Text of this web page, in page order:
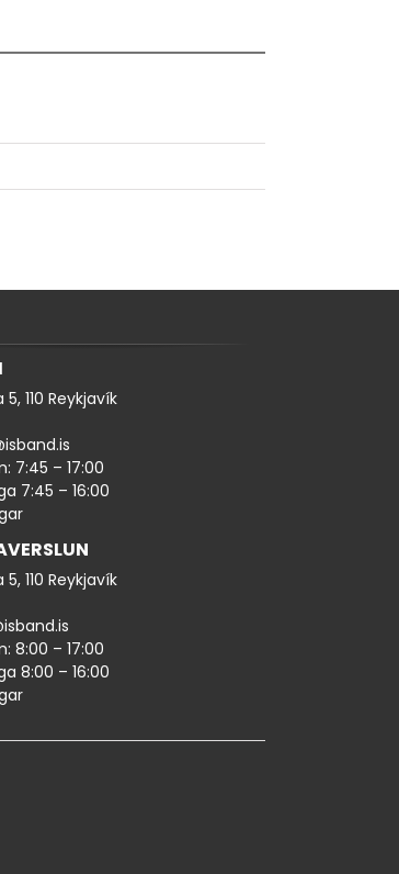
110 Reykjavík
7:45 – 17:00
7:45 – 16:00
110 Reykjavík
8:00 – 17:00
8:00 – 16:00